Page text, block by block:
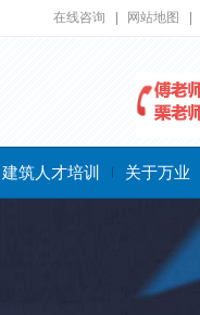
在线咨询 网站地图
建筑人才培训 关于万业